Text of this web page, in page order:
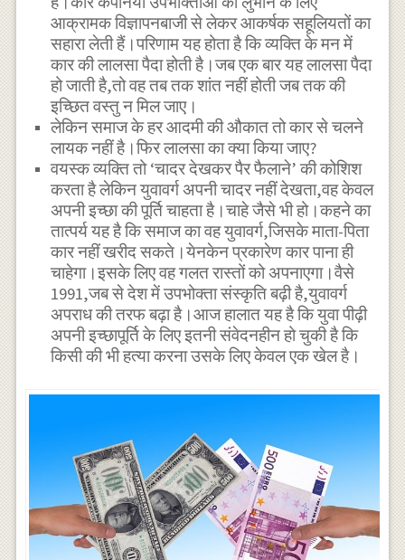
आक्रामक विज्ञापनबाजी से लेकर आकर्षक सहूलियतों का
सहारा लेती हैं।परिणाम यह होता है कि व्यक्ति के मन में
कार की लालसा पैदा होती है।जब एक बार यह लालसा पैदा
हो जाती है,तो वह तब तक शांत नहीं होती जब तक की
इच्छित वस्तु न मिल जाए।
लेकिन समाज के हर आदमी की औकात तो कार से चलने
लायक नहीं है।फिर लालसा का क्या किया जाए?
वयस्क व्यक्ति तो ‘चादर देखकर पैर फैलाने’ की कोशिश
करता है लेकिन युवावर्ग अपनी चादर नहीं देखता,वह केवल
अपनी इच्छा की पूर्ति चाहता है।चाहे जैसे भी हो।कहने का
तात्पर्य यह है कि समाज का वह युवावर्ग,जिसके माता-पिता
कार नहीं खरीद सकते।येनकेन प्रकारेण कार पाना ही
चाहेगा।इसके लिए वह गलत रास्तों को अपनाएगा।वैसे
1991,जब से देश में उपभोक्ता संस्कृति बढ़ी है,युवावर्ग
अपराध की तरफ बढ़ा है।आज हालात यह है कि युवा पीढ़ी
अपनी इच्छापूर्ति के लिए इतनी संवेदनहीन हो चुकी है कि
किसी की भी हत्या करना उसके लिए केवल एक खेल है।